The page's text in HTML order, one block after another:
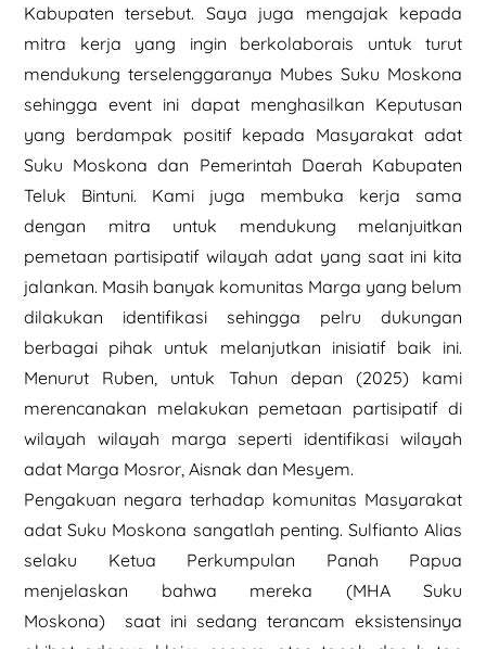
Kabupaten tersebut. Saya juga mengajak kepada
mitra kerja yang ingin berkolaborais untuk turut
mendukung terselenggaranya Mubes Suku Moskona
sehingga event ini dapat menghasilkan Keputusan
yang berdampak positif kepada Masyarakat adat
Suku Moskona dan Pemerintah Daerah Kabupaten
Teluk Bintuni. Kami juga membuka kerja sama
dengan mitra untuk mendukung melanjuitkan
pemetaan partisipatif wilayah adat yang saat ini kita
jalankan. Masih banyak komunitas Marga yang belum
dilakukan identifikasi sehingga pelru dukungan
berbagai pihak untuk melanjutkan inisiatif baik ini.
Menurut Ruben, untuk Tahun depan (2025) kami
merencanakan melakukan pemetaan partisipatif di
wilayah wilayah marga seperti identifikasi wilayah
adat Marga Mosror, Aisnak dan Mesyem.
Pengakuan negara terhadap komunitas Masyarakat
adat Suku Moskona sangatlah penting. Sulfianto Alias
selaku Ketua Perkumpulan Panah Papua
menjelaskan bahwa mereka (MHA Suku
Moskona) saat ini sedang terancam eksistensinya